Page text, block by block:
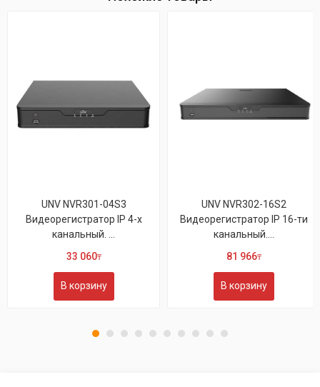
UNV NVR301-04S3
Видеорегистратор IP 4-х
канальный. ...
33 060₸
В корзину
UNV NVR302-16S2
Видеорегистратор IP 16-ти
канальный....
81 966₸
В корзину